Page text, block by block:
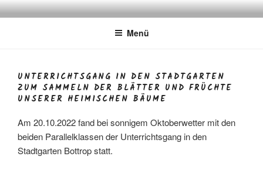
Zum
InhaltFÜRSTENBERGSCHULE
Gemeinschaftsgrundschule
Menü
UNTERRICHTSGANG IN DEN STADTGARTEN
ZUM SAMMELN DER BLÄTTER UND FRÜCHTE
UNSERER HEIMISCHEN BÄUME
Am 20.10.2022 fand bei sonnigem Oktoberwetter mit den
beiden Parallelklassen der Unterrichtsgang in den
Stadtgarten Bottrop statt.